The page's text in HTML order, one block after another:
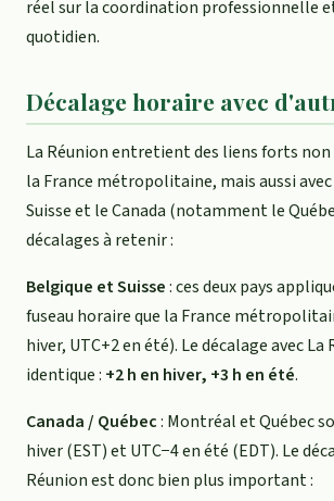
réel sur la coordination professionnelle
quotidien.
Décalage horaire avec
La Réunion entretient des liens forts
la France métropolitaine, mais aussi
Suisse et le Canada (notamment le
décalages à retenir :
Belgique et Suisse: ces deux pays
fuseau horaire que la France
hiver, UTC+2 en été). Le décalage avec
identique : +2 h en hiver, +3 h en été.
Canada / Québec: Montréal et Québec
hiver (EST) et UTC−4 en été (EDT). Le
Réunion est donc bien plus important :